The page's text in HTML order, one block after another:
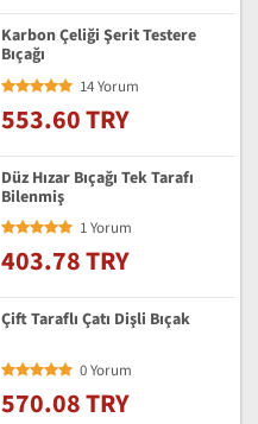
Karbon Çeliği Şerit Testere
Bıçağı
14 Yorum
553.60 TRY
Düz Hızar Bıçağı Tek Tarafı
Bilenmiş
1 Yorum
403.78 TRY
Çift Taraflı Çatı Dişli Bıçak
0 Yorum
570.08 TRY